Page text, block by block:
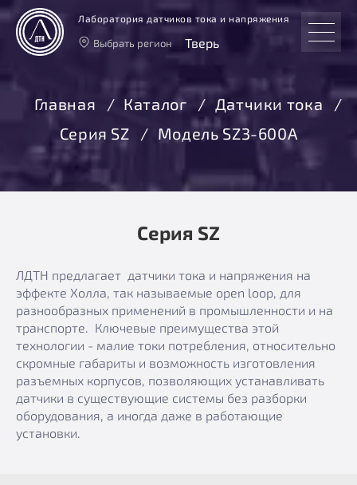
Лаборатория датчиков тока и напряжения
Выбрать регион Тверь
Москва
Санкт-Петербург
Екатеринбург
Новосибирск
Главная Каталог
Датчики тока
Серия SZ
Модель SZ3-600А
Серия SZ
ЛДТН предлагает датчики тока и напряжения на
эффекте Холла, так называемые open loop, для
разнообразных применений в промышленности и на
транспорте. Ключевые преимущества этой
технологии - малие токи потребления, относительно
скромные габариты и возможность изготовления
разъемных корпусов, позволяющих устанавливать
датчики в существующие системы без разборки
оборудования, а иногда даже в работающие
установки.